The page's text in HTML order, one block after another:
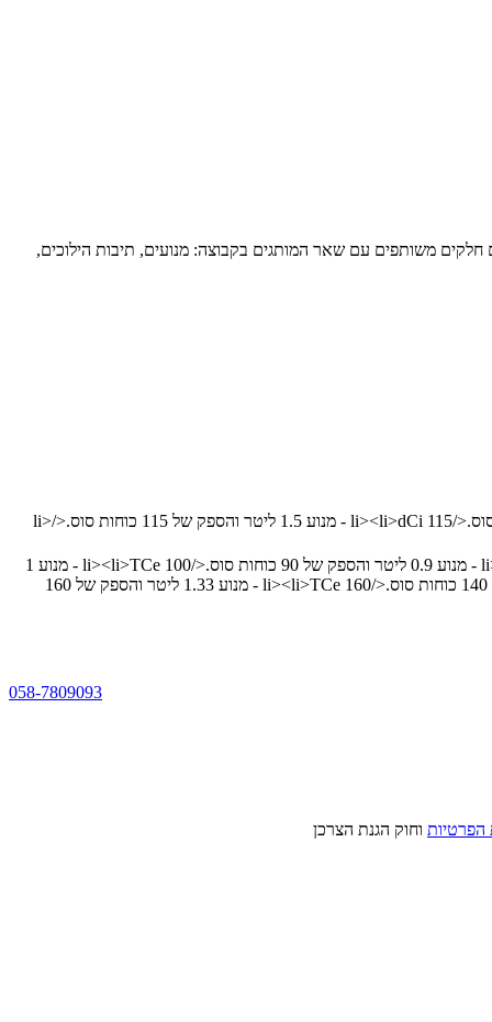
חלקים משותפים עם שאר המותגים בקבוצה: מנועים, תיבות הילוכים,
</li>
<li>dCi 115 - מנוע 1.5 ליטר והספק של 115 כוחות סוס. </li>
</li>
<li>
TCe 100 - מנוע 1
</li>
<li> TCe 160 - מנוע 1.33 ליטר והספק של 160
058-7809093
הפרטיות וחוק הגנת הצרכן